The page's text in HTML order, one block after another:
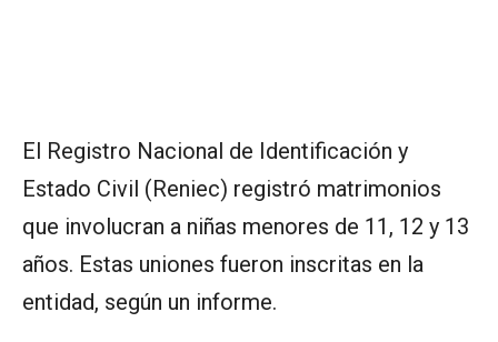
El Registro Nacional de Identificación y
Estado Civil (Reniec) registró matrimonios
que involucran a niñas menores de 11, 12 y 13
años. Estas uniones fueron inscritas en la
entidad, según un informe.